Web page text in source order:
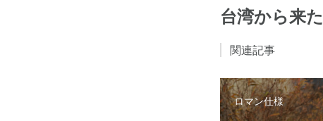
台湾から来
関連記事
ロマン仕様